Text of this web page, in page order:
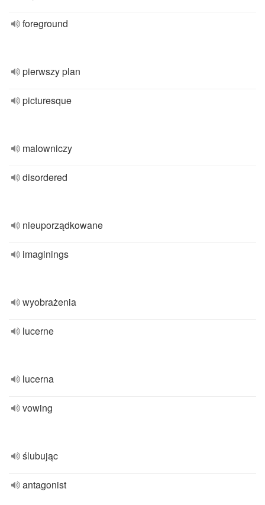
foreground
pierwszy plan
picturesque
malowniczy
disordered
nieuporządkowane
imaginings
wyobrażenia
lucerne
lucerna
vowing
ślubując
antagonist